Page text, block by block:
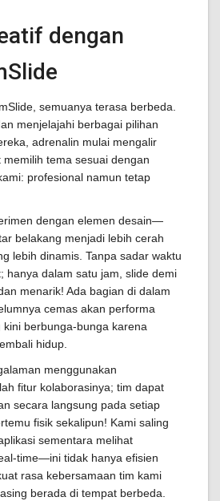
dengan
semuanya terasa berbeda.
menjelajahi berbagai pilihan
adrenalin mulai mengalir
tema sesuai dengan
profesional namun tetap
dengan elemen desain—
belakang menjadi lebih cerah
lebih dinamis. Tanpa sadar waktu
hanya dalam satu jam, slide demi
menarik! Ada bagian di dalam
cemas akan performa
berbunga-bunga karena
hidup.
menggunakan
fitur kolaborasinya; tim dapat
secara langsung pada setiap
fisik sekalipun! Kami saling
sementara melihat
time—ini tidak hanya efisien
rasa kebersamaan tim kami
berada di tempat berbeda.